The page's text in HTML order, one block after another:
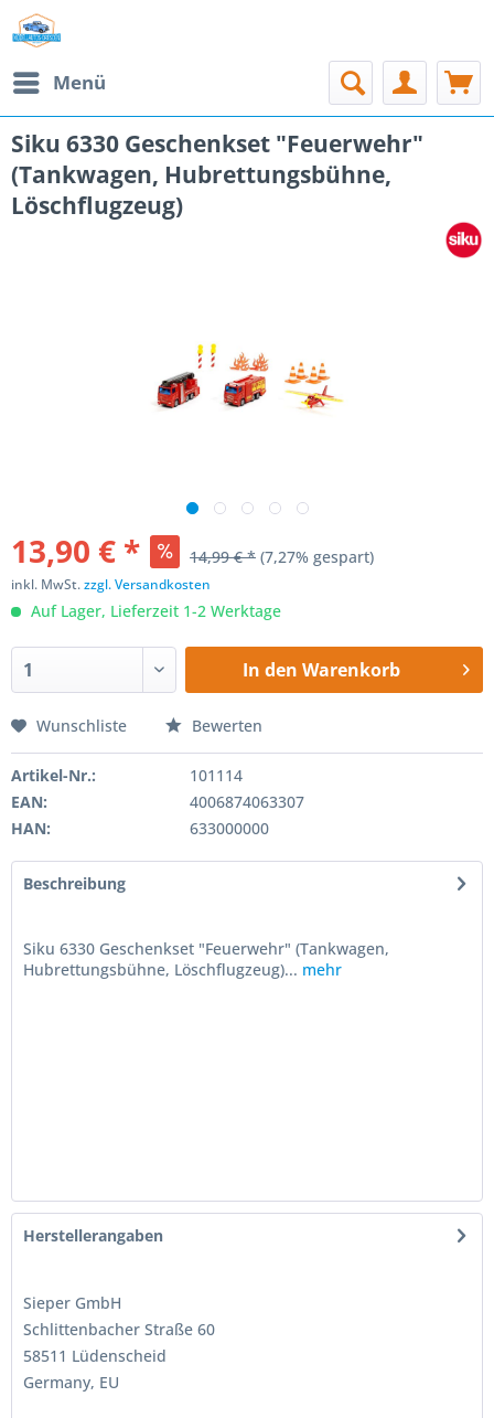
Menü
Siku 6330 Geschenkset "Feuerwehr"
(Tankwagen, Hubrettungsbühne,
Löschflugzeug)
13,90 € * 14,99 € * (7,27% gespart)
inkl. MwSt.zzgl. Versandkosten
Auf Lager, Lieferzeit 1-2 Werktage
In den Warenkorb
Wunschliste Bewerten
Artikel-Nr.:
101114
EAN:
4006874063307
HAN:
633000000
Beschreibung
Siku 6330 Geschenkset "Feuerwehr" (Tankwagen,
Hubrettungsbühne, Löschflugzeug)... mehr
Herstellerangaben
Sieper GmbH
Schlittenbacher Straße 60
58511 Lüdenscheid
Germany, EU